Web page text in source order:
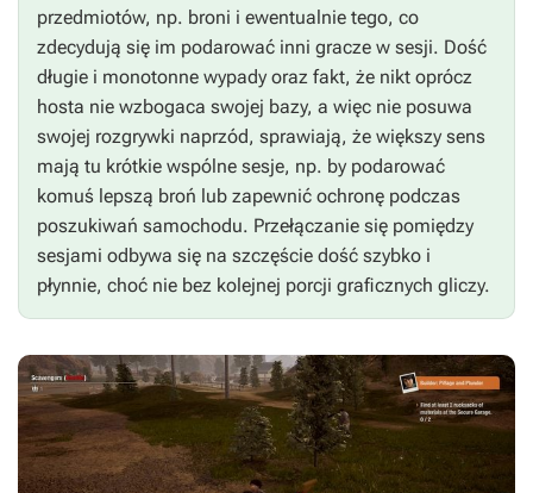
przedmiotów, np. broni i ewentualnie tego, co
zdecydują się im podarować inni gracze w sesji. Dość
długie i monotonne wypady oraz fakt, że nikt oprócz
hosta nie wzbogaca swojej bazy, a więc nie posuwa
swojej rozgrywki naprzód, sprawiają, że większy sens
mają tu krótkie wspólne sesje, np. by podarować
komuś lepszą broń lub zapewnić ochronę podczas
poszukiwań samochodu. Przełączanie się pomiędzy
sesjami odbywa się na szczęście dość szybko i
płynnie, choć nie bez kolejnej porcji graficznych gliczy.